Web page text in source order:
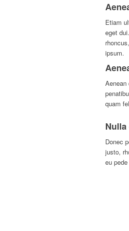
Etiam
eget
ipsum.
Aenean
quam
Donec
justo,
eu